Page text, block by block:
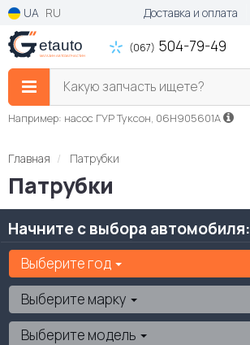
UA RU Доставка и оплата
(067) 504-79-49
Какую запчасть ищете?
Например: насос ГУР Туксон, 06H905601A
Главная Патрубки
Патрубки
Начните с выбора автомобиля:
Выберите год
Выберите марку
Выберите модель